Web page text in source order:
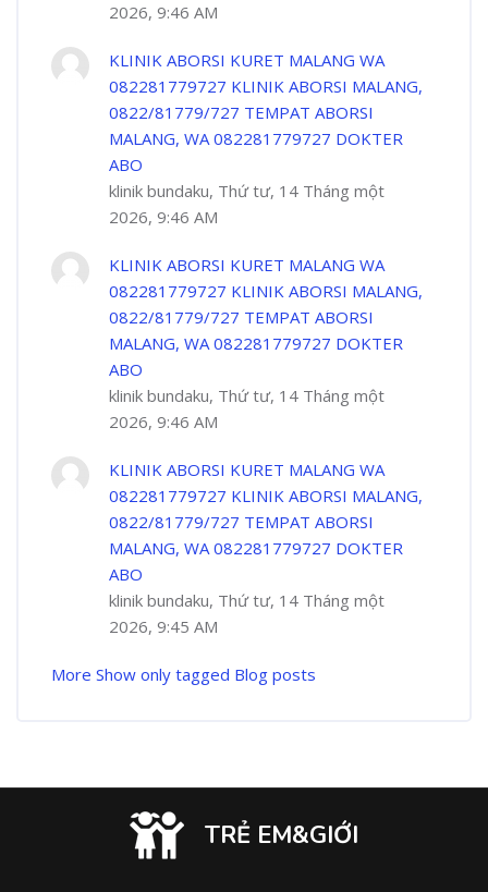
2026, 9:46 AM
KLINIK ABORSI KURET MALANG WA
082281779727 KLINIK ABORSI MALANG,
0822/81779/727 TEMPAT ABORSI
MALANG, WA 082281779727 DOKTER
ABO
klinik bundaku, Thứ tư, 14 Tháng một
2026, 9:46 AM
KLINIK ABORSI KURET MALANG WA
082281779727 KLINIK ABORSI MALANG,
0822/81779/727 TEMPAT ABORSI
MALANG, WA 082281779727 DOKTER
ABO
klinik bundaku, Thứ tư, 14 Tháng một
2026, 9:46 AM
KLINIK ABORSI KURET MALANG WA
082281779727 KLINIK ABORSI MALANG,
0822/81779/727 TEMPAT ABORSI
MALANG, WA 082281779727 DOKTER
ABO
klinik bundaku, Thứ tư, 14 Tháng một
2026, 9:45 AM
More Show only tagged Blog posts
TRẺ EM&GIỚI